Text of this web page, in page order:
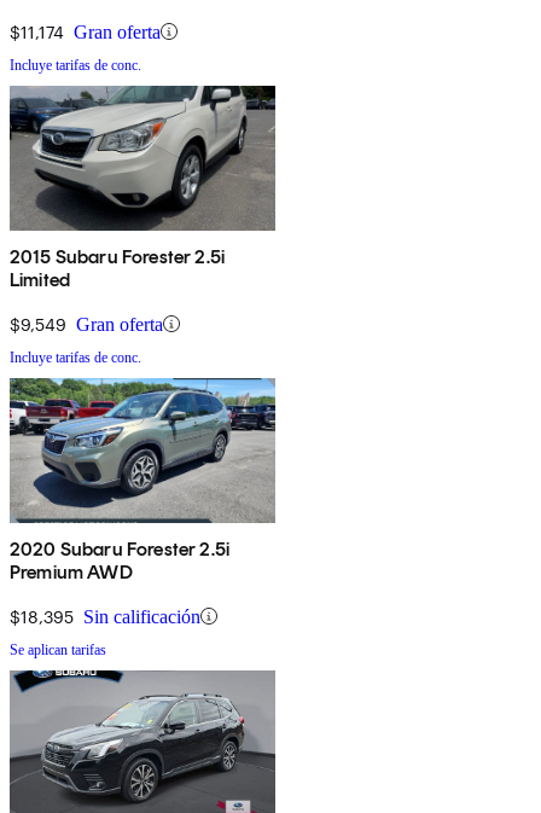
$11,174 Gran oferta
Incluye tarifas de conc.
2015 Subaru Forester 2.5i
Limited
$9,549 Gran oferta
Incluye tarifas de conc.
2020 Subaru Forester 2.5i
Premium AWD
$18,395 Sin calificación
Se aplican tarifas